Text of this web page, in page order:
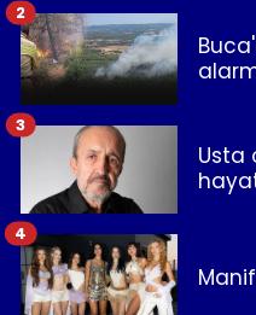
2
Usta
3
4